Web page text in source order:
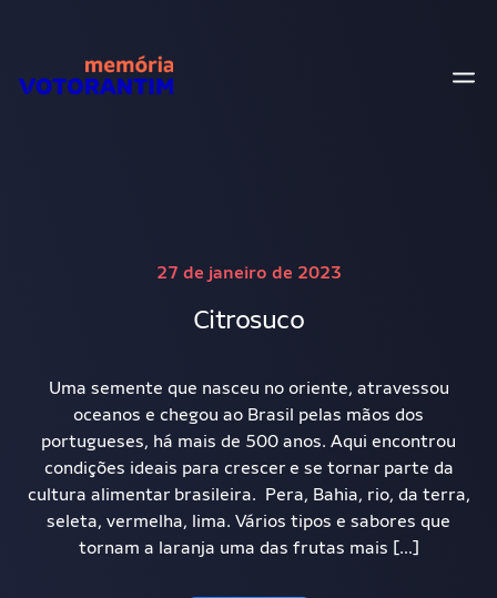
27 de janeiro de 2023
Citrosuco
Uma semente que nasceu no oriente, atravessou
oceanos e chegou ao Brasil pelas mãos dos
portugueses, há mais de 500 anos. Aqui encontrou
condições ideais para crescer e se tornar parte da
cultura alimentar brasileira. Pera, Bahia, rio, da terra,
seleta, vermelha, lima. Vários tipos e sabores que
tornam a laranja uma das frutas mais […]